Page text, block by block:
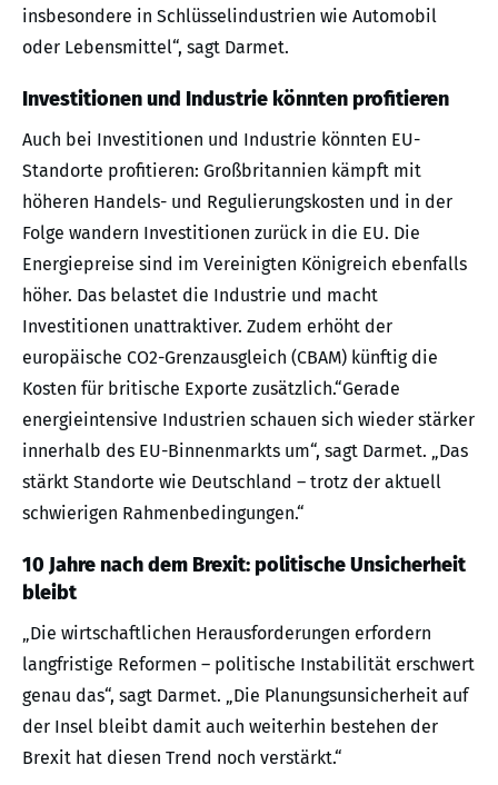
insbesondere in Schlüsselindustrien wie Automobil
oder Lebensmittel“, sagt Darmet.
Investitionen und Industrie könnten profitieren
Auch bei Investitionen und Industrie könnten EU-
Standorte profitieren: Großbritannien kämpft mit
höheren Handels- und Regulierungskosten und in der
Folge wandern Investitionen zurück in die EU. Die
Energiepreise sind im Vereinigten Königreich ebenfalls
höher. Das belastet die Industrie und macht
Investitionen unattraktiver. Zudem erhöht der
europäische CO2-Grenzausgleich (CBAM) künftig die
Kosten für britische Exporte zusätzlich.“Gerade
energieintensive Industrien schauen sich wieder stärker
innerhalb des EU-Binnenmarkts um“, sagt Darmet. „Das
stärkt Standorte wie Deutschland – trotz der aktuell
schwierigen Rahmenbedingungen.“
10 Jahre nach dem Brexit: politische Unsicherheit
bleibt
„Die wirtschaftlichen Herausforderungen erfordern
langfristige Reformen – politische Instabilität erschwert
genau das“, sagt Darmet. „Die Planungsunsicherheit auf
der Insel bleibt damit auch weiterhin bestehen der
Brexit hat diesen Trend noch verstärkt.“